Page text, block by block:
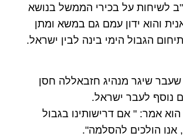
לשיחות על בכירי הממשל בנושא
והוא ידון עמם גם במשא ומתן
הגבול הימי בינה לבין ישראל.
שיגר מנהיג חזבאללה חסן
נוסף לעבר ישראל.
אמר: " אם דרישותינו בגבול
אנו הולכים להסלמה".